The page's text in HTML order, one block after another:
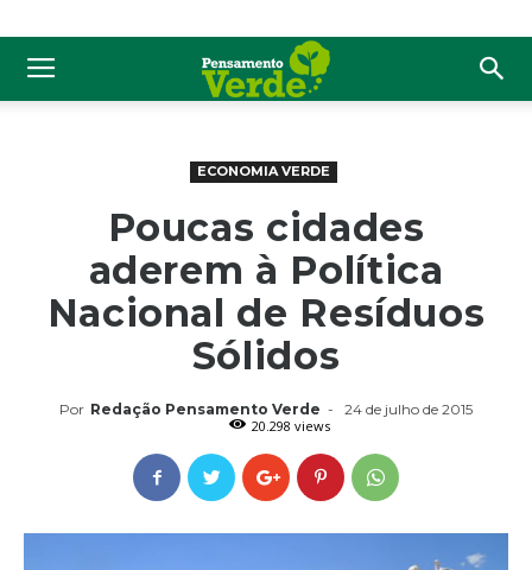
ECONOMIA VERDE
Poucas cidades
aderem à Política
Nacional de Resíduos
Sólidos
Por Redação Pensamento Verde -
24 de julho de 2015
20.298 views